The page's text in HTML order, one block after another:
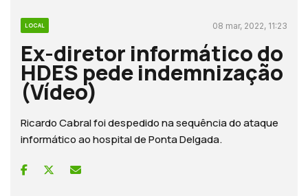
LOCAL 08 mar, 2022, 11:23
Ex-diretor informático do
HDES pede indemnização
(Vídeo)
Ricardo Cabral foi despedido na sequência do ataque
informático ao hospital de Ponta Delgada.